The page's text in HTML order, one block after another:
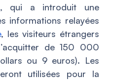
qui a introduit une
informations relayées
, les visiteurs étrangers
de 150 000
ou 9 euros). Les
utilisées pour la